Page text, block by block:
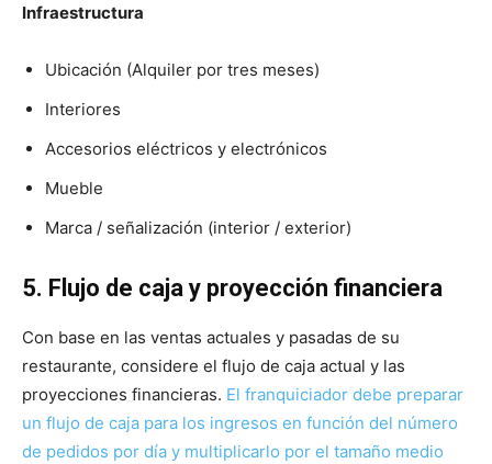
Infraestructura
Ubicación (Alquiler por tres meses)
Interiores
Accesorios eléctricos y electrónicos
Mueble
Marca / señalización (interior / exterior)
5. Flujo de caja y proyección financiera
Con base en las ventas actuales y pasadas de su
restaurante, considere el flujo de caja actual y las
proyecciones financieras. El franquiciador debe preparar
un flujo de caja para los ingresos en función del número
de pedidos por día y multiplicarlo por el tamaño medio